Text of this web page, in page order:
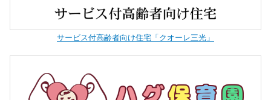
サービス付高齢者向け住宅「クオーレ三光」